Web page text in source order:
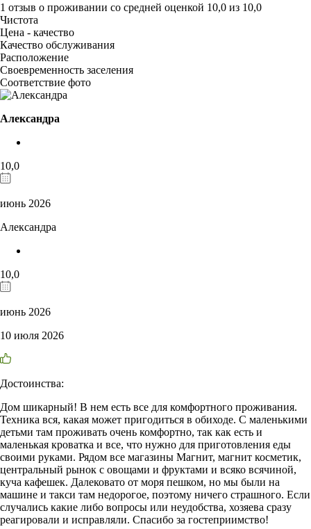
1 отзыв о проживании со средней оценкой 10,0 из 10,0
Чистота
Цена - качество
Качество обслуживания
Расположение
Своевременность заселения
Соответствие фото
Александра
10,0
июнь 2026
Александра
10,0
июнь 2026
10 июля 2026
Достоинства:
Дом шикарный! В нем есть все для комфортного проживания.
Техника вся, какая может пригодиться в обиходе. С маленькими
детьми там проживать очень комфортно, так как есть и
маленькая кроватка и все, что нужно для приготовления еды
своими руками. Рядом все магазины Магнит, магнит косметик,
центральный рынок с овощами и фруктами и всяко всячиной,
куча кафешек. Далековато от моря пешком, но мы были на
машине и такси там недорогое, поэтому ничего страшного. Если
случались какие либо вопросы или неудобства, хозяева сразу
реагировали и исправляли. Спасибо за гостеприимство!